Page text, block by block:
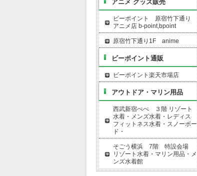
アニメ グッズ販売
ビーポイント 原宿竹下通り
アニメ店 b-point,bpoint
原宿竹下通り1F anime
ビーポイント通販
ビーポイント楽天市場店
アウトドア・マリン用品
西武新宿ぺぺ ３階 リゾート
水着・メンズ水着・レディス
フィットネス水着・スノーボー
ド・
そごう横浜 7階 特設会場
リゾート水着・マリン用品・メ
ンズ水着館